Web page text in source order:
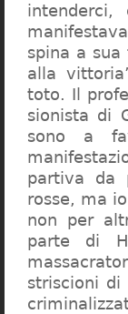
spina a sua
alla
toto. Il
sionista di
sono a
partiva da
rosse, ma
non per
parte di
striscioni